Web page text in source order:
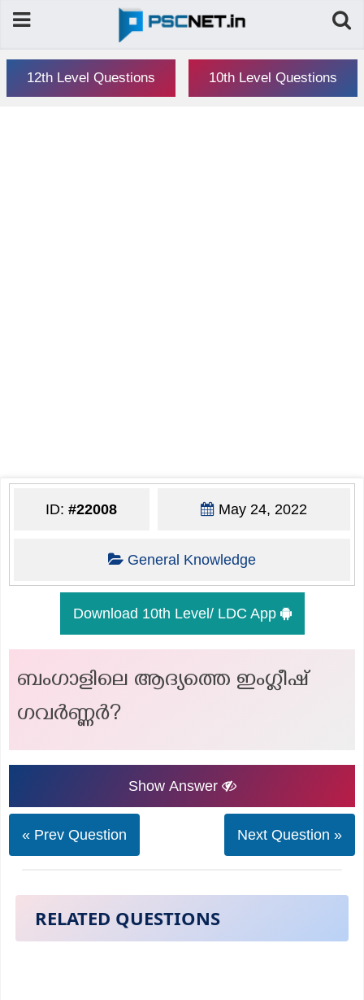
12th Level Questions 10th Level Questions
ID:#22008 May 24, 2022
General Knowledge
Download 10th Level/ LDC App
ബംഗാളിലെ ആദ്യത്തെ ഇംഗ്ലീഷ്
ഗവർണ്ണർ?
Show Answer
« Prev Question Next Question »
RELATED QUESTIONS